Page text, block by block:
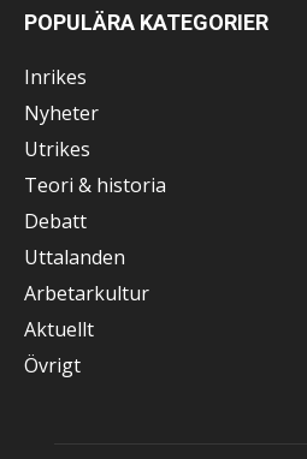
POPULÄRA KATEGORIER
Inrikes
Nyheter
Utrikes
Teori & historia
Debatt
Uttalanden
Arbetarkultur
Aktuellt
Övrigt